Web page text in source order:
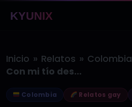
KYUNIX
Inicio » Relatos » Colombia
Con mi tío después de jugar…
Colombia Relatos gay